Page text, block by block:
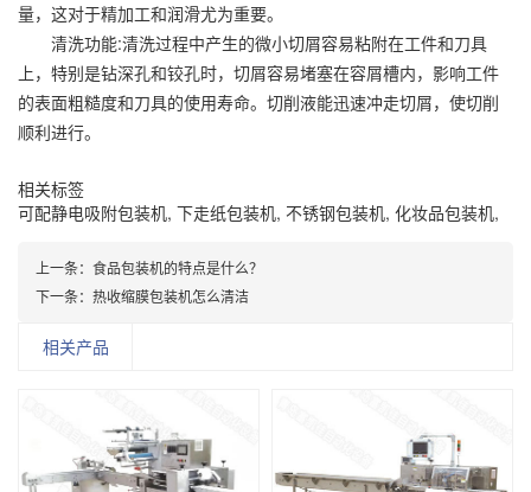
量，这对于精加工和润滑尤为重要。
清洗功能:清洗过程中产生的微小切屑容易粘附在工件和刀具
上，特别是钻深孔和铰孔时，切屑容易堵塞在容屑槽内，影响工件
的表面粗糙度和刀具的使用寿命。切削液能迅速冲走切屑，使切削
顺利进行。
相关标签
可配静电吸附包装机, 下走纸包装机, 不锈钢包装机, 化妆品包装机,
上一条： 食品包装机的特点是什么？
下一条： 热收缩膜包装机怎么清洁
相关产品